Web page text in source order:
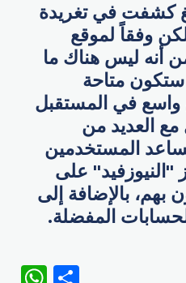
كشفت في تغريدة
وفقاً لموقع
أنه ليس هناك ما
متاحة
واسع في المستقبل
مع العديد من
المستخدمين
على
بهم، بالإضافة إلى
المفضلة.